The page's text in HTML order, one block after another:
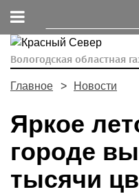
Вологодская областная
Главное Новости
Яркое
городе
тысячи